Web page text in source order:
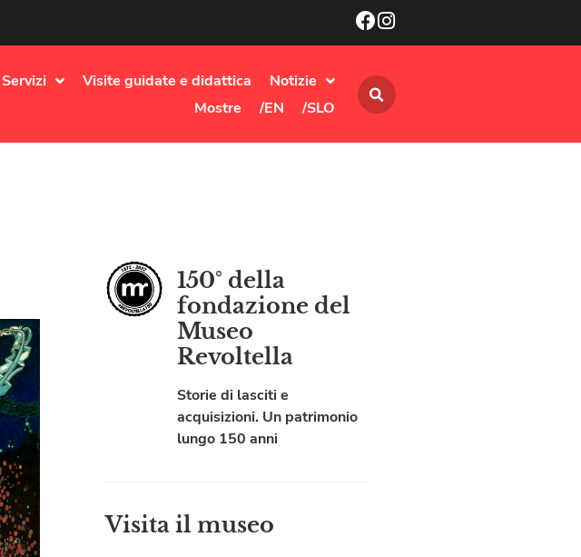
Servizi Visite guidate e didattica
Notizie
Mostre
/EN /SLO
150° della
fondazione del
Museo
Revoltella
Storie di lasciti e
acquisizioni. Un patrimonio
lungo 150 anni
Visita il museo